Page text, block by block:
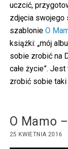
uczcić,
zdjęcia swojego
szablonie O
książki: „mój
sobie zrobić na
całe życie”.
zrobić sobie taki
O Mamo
25 KWIETNIA 2016